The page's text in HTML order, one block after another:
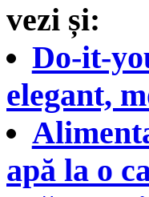
vezi și:
Do-it-
elegant,
apă la o